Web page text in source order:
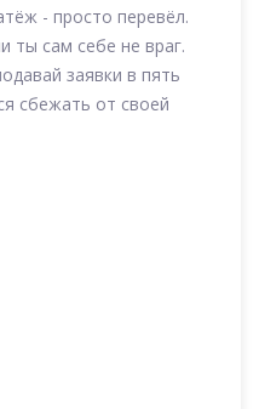
- просто перевёл.
ты сам себе не враг.
заявки в пять
сбежать от своей